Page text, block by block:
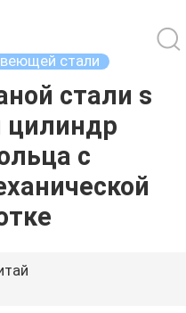
стали
стали s
цилиндр
с